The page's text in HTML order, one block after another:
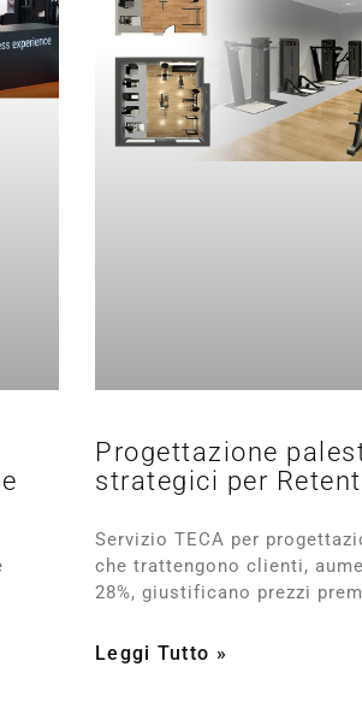
Progettazione
strategici per
Servizio TECA per
che trattengono clienti,
28%, giustificano prezzi
Leggi Tutto »